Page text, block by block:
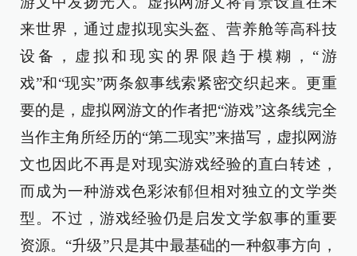
来世界，通过虚拟现实头盔、营养舱等高科技
设备，虚拟和现实的界限趋于模糊，“游
戏”和“现实”两条叙事线索紧密交织起来。更重
要的是，虚拟网游文的作者把“游戏”这条线完全
当作主角所经历的“第二现实”来描写，虚拟网游
文也因此不再是对现实游戏经验的直白转述，
而成为一种游戏色彩浓郁但相对独立的文学类
型。不过，游戏经验仍是启发文学叙事的重要
资源。“升级”只是其中最基础的一种叙事方向，